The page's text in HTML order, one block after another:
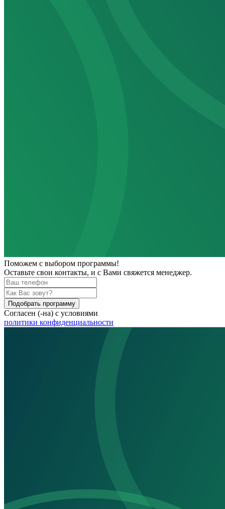
Поможем с выбором программы!
Оставьте свои контакты, и с Вами свяжется менеджер.
Подобрать программу
Согласен (-на) с условиями
политики конфиденциальности